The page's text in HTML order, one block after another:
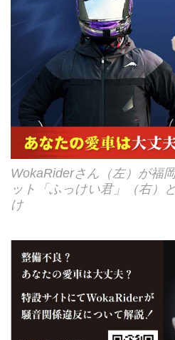
WokaRiderさん（左）が福
ット「ふっけい君」（右）
け